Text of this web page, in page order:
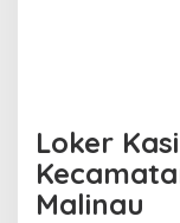
Loker
Malinau